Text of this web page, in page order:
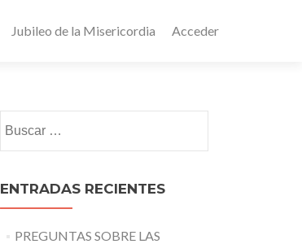
Jubileo de la Misericordia Acceder
ENTRADAS RECIENTES
PREGUNTAS SOBRE LAS